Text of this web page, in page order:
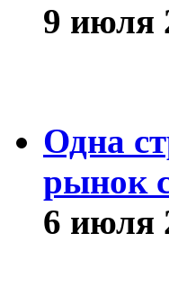
9 июля
Одна
рынок
6 июля